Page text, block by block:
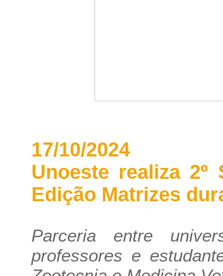
17/10/2024
Unoeste realiza 2º
Edição Matrizes
Parceria entre
professores e